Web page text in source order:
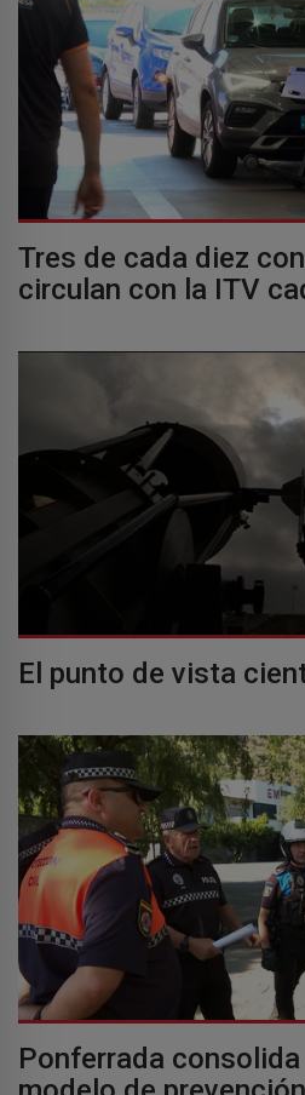
Tres de cada diez
circulan con la ITV
El punto de vista
Ponferrada